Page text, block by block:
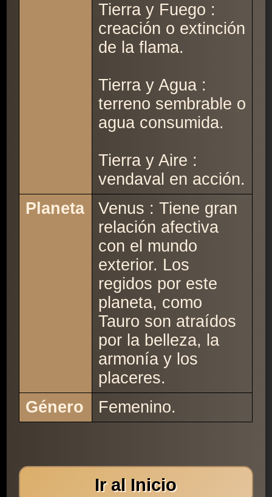
Tierra y Fuego :
creación o extinción
de la flama.
Tierra y Agua :
terreno sembrable o
agua consumida.
Tierra y Aire :
vendaval en acción.
Planeta
Venus : Tiene gran
relación afectiva
con el mundo
exterior. Los
regidos por este
planeta, como
Tauro son atraídos
por la belleza, la
armonía y los
placeres.
Género
Femenino.
Ir al Inicio